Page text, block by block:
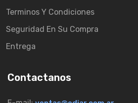
Terminos Y Condiciones
Seguridad En Su Compra
Entrega
Contactanos